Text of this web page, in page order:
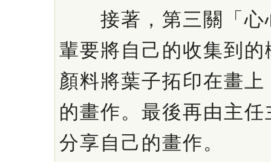
接著，第三關「心
輩要將自己的收集到
顏料將葉子拓印在畫
的畫作。最後再由主
分享自己的畫作。